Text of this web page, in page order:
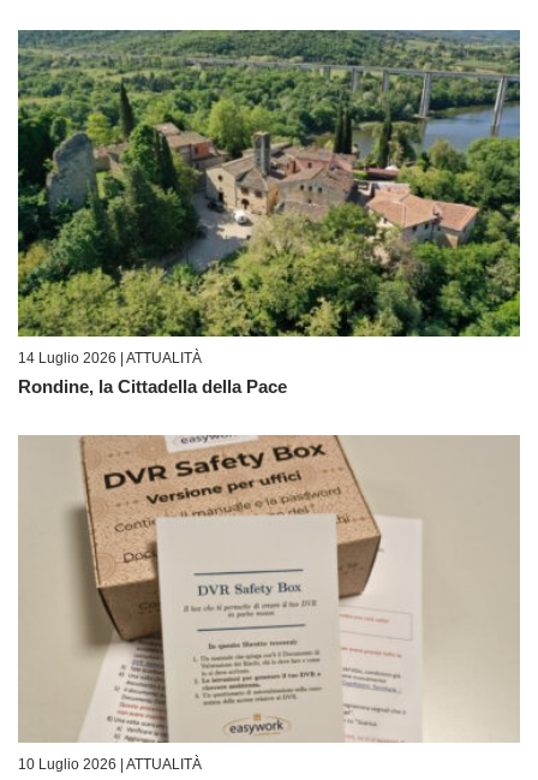
14 Luglio 2026 | ATTUALITÀ
Rondine, la Cittadella della Pace
10 Luglio 2026 | ATTUALITÀ